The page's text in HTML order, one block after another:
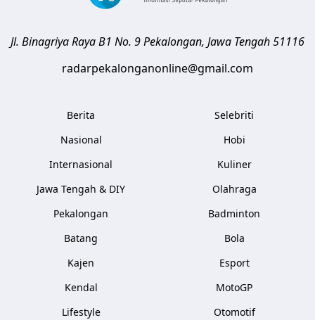
Jl. Binagriya Raya B1 No. 9Pekalongan, Jawa Tengah51116
radarpekalonganonline@gmail.com
Berita
Nasional
Internasional
Jawa Tengah & DIY
Pekalongan
Batang
Kajen
Kendal
Lifestyle
Selebriti
Hobi
Kuliner
Olahraga
Badminton
Bola
Esport
MotoGP
Otomotif